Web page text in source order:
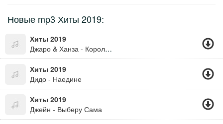
Новые mp3 Хиты 2019:
Хиты 2019
Джаро & Ханза - Королева Танцпола
Хиты 2019
Дидо - Наедине
Хиты 2019
Джейн - Выберу Сама